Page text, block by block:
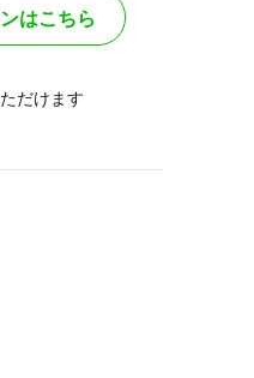
はこちら
だけます